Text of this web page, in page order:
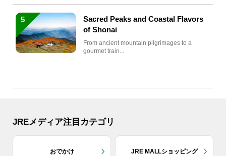
5
Sacred Peaks and Coastal Flavors
of Shonai
From ancient mountain pilgrimages to a
gourmet train...
JREメディア注目カテゴリ
おでかけ JRE MALLショッピング